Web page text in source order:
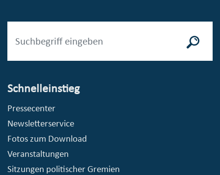
Schnelleinstieg
Pressecenter
Newsletterservice
Fotos zum Download
Veranstaltungen
Sitzungen politischer Gremien